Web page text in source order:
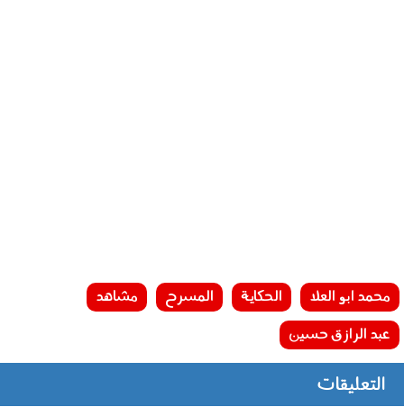
محمد ابو العلا الحكاية المسرح
مشاهد
عبد الرازق حسين
التعليقات